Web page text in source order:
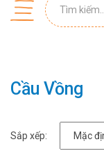
Cầu Vồng
Sắp xếp: